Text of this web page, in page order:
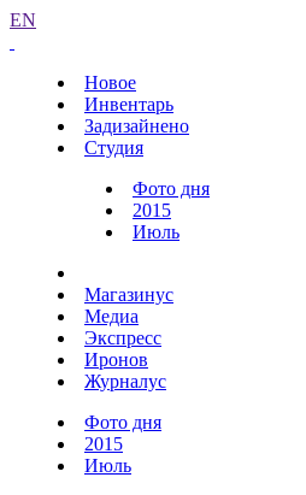
EN
Новое
Инвентарь
Задизайнено
Студия
Фото дня
2015
Июль
Магазинус
Медиа
Экспресс
Иронов
Журналус
Фото дня
2015
Июль